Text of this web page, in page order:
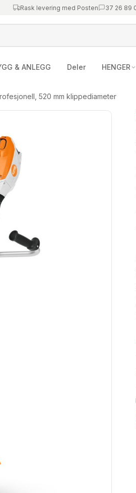
Rask levering med Posten 37 26 89
& ANLEGG Deler HENGER
520 mm klippediameter